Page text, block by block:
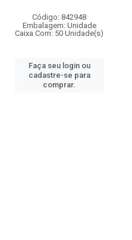
Código: 842948
Embalagem: Unidade
Caixa Com: 50 Unidade(s)
Faça seu login ou
cadastre-se para
comprar.